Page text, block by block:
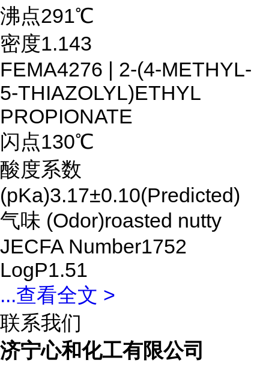
沸点291℃
密度1.143
FEMA4276 | 2-(4-METHYL-
5-THIAZOLYL)ETHYL
PROPIONATE
闪点130℃
酸度系数
(pKa)3.17±0.10(Predicted)
气味 (Odor)roasted nutty
JECFA Number1752
LogP1.51
...查看全文 >
联系我们
济宁心和化工有限公司